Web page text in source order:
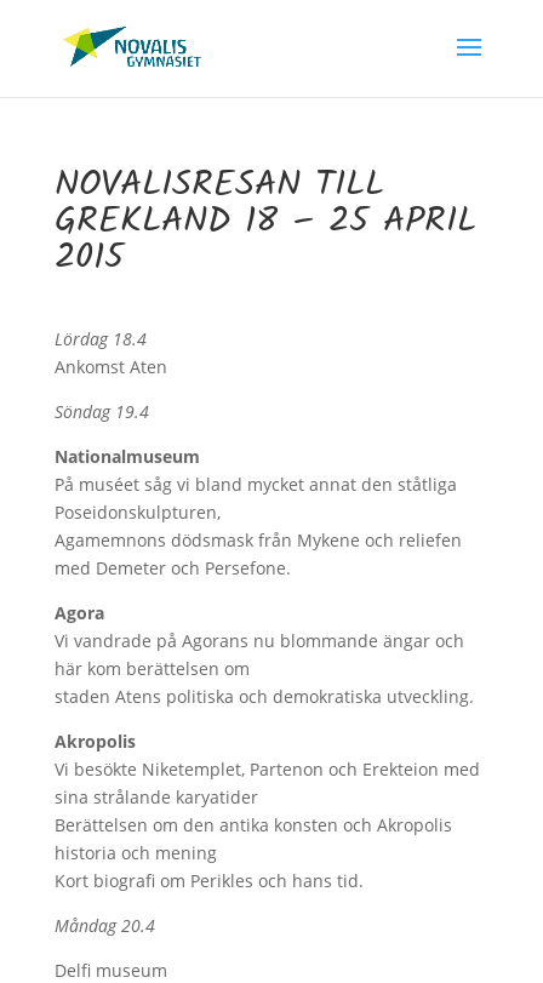
NOVALISRESAN TILL
GREKLAND 18 – 25 APRIL
2015
Lördag 18.4
Ankomst Aten
Söndag 19.4
Nationalmuseum
På muséet såg vi bland mycket annat den ståtliga
Poseidonskulpturen,
Agamemnons dödsmask från Mykene och reliefen
med Demeter och Persefone.
Agora
Vi vandrade på Agorans nu blommande ängar och
här kom berättelsen om
staden Atens politiska och demokratiska utveckling.
Akropolis
Vi besökte Niketemplet, Partenon och Erekteion med
sina strålande karyatider
Berättelsen om den antika konsten och Akropolis
historia och mening
Kort biografi om Perikles och hans tid.
Måndag 20.4
Delfi museum